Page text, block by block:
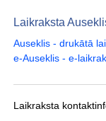
Laikraksta
Auseklis - drukātā
e-Auseklis - e-
Laikraksta